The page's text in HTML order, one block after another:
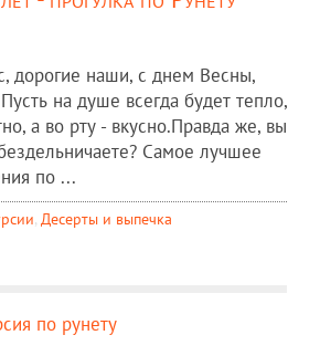
дорогие наши, с днем Весны,
на душе всегда будет тепло,
а во рту - вкусно.Правда же, вы
Самое лучшее
по ...
, Десерты и выпечка